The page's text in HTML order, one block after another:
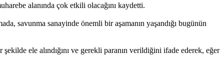
alanında çok etkili olacağını kaydetti.
savunma sanayinde önemli bir aşamanın yaşandığı bugünün
ele alındığını ve gerekli paranın verildiğini ifade ederek, eğer